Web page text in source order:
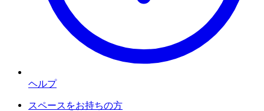
ヘルプ
スペースをお持ちの方